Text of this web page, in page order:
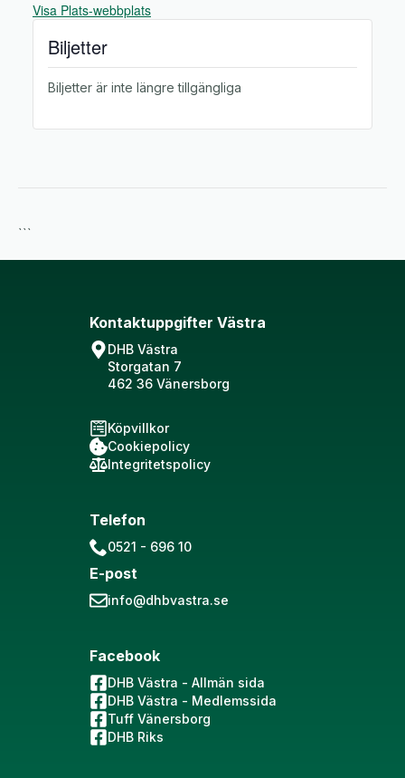
Visa Plats-webbplats
Biljetter
Biljetter är inte längre tillgängliga
```
Kontaktuppgifter Västra
DHB Västra
Storgatan 7
462 36 Vänersborg
Köpvillkor
Cookiepolicy
Integritetspolicy
Telefon
0521 - 696 10
E-post
info@dhbvastra.se
Facebook
DHB Västra - Allmän sida
DHB Västra - Medlemssida
Tuff Vänersborg
DHB Riks